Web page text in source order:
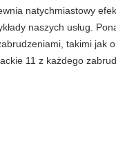
natychmiastowy
naszych usług.
takimi jak
11 z każdego